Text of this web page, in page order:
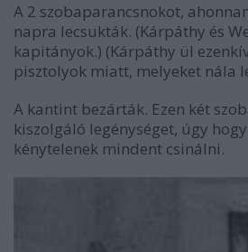
A 2 szobaparancsnokot,
napra lecsukták. (Kárpáthy és
kapitányok.) (Kárpáthy ül
pisztolyok miatt, melyeket nála
A kantint bezárták. Ezen két
kiszolgáló legénységet, úgy
kénytelenek mindent csinálni.